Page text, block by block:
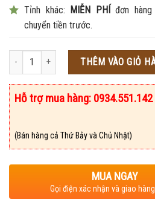
Tỉnh khác: MIỄN PHÍđơn hàng
chuyển tiền trước.
Số lượng THÊM VÀO GIỎ
Hỗ trợ mua hàng: 0934.551.142
(Bán hàng cả Thứ Bảy và Chủ Nhật)
MUA NGAY
Gọi điện xác nhận và giao